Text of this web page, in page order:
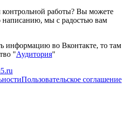
работы? Вы можете
написанию, мы с радостью вам
информацию во Вконтакте, то там
"Аудитория"
Пользовательское соглашение